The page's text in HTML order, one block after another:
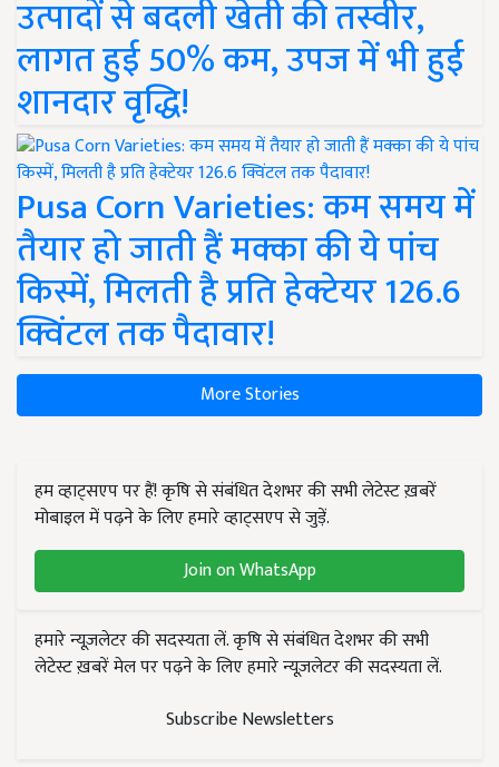
उत्पादों से बदली खेती की तस्वीर,
लागत हुई 50% कम, उपज में भी हुई
शानदार वृद्धि!
Pusa Corn Varieties: कम समय में
तैयार हो जाती हैं मक्का की ये पांच
किस्में, मिलती है प्रति हेक्टेयर 126.6
क्विंटल तक पैदावार!
More Stories
हम व्हाट्सएप पर हैं! कृषि से संबंधित देशभर की सभी लेटेस्ट ख़बरें
मोबाइल में पढ़ने के लिए हमारे व्हाट्सएप से जुड़ें.
Join on WhatsApp
हमारे न्यूज़लेटर की सदस्यता लें. कृषि से संबंधित देशभर की सभी
लेटेस्ट ख़बरें मेल पर पढ़ने के लिए हमारे न्यूज़लेटर की सदस्यता लें.
Subscribe Newsletters